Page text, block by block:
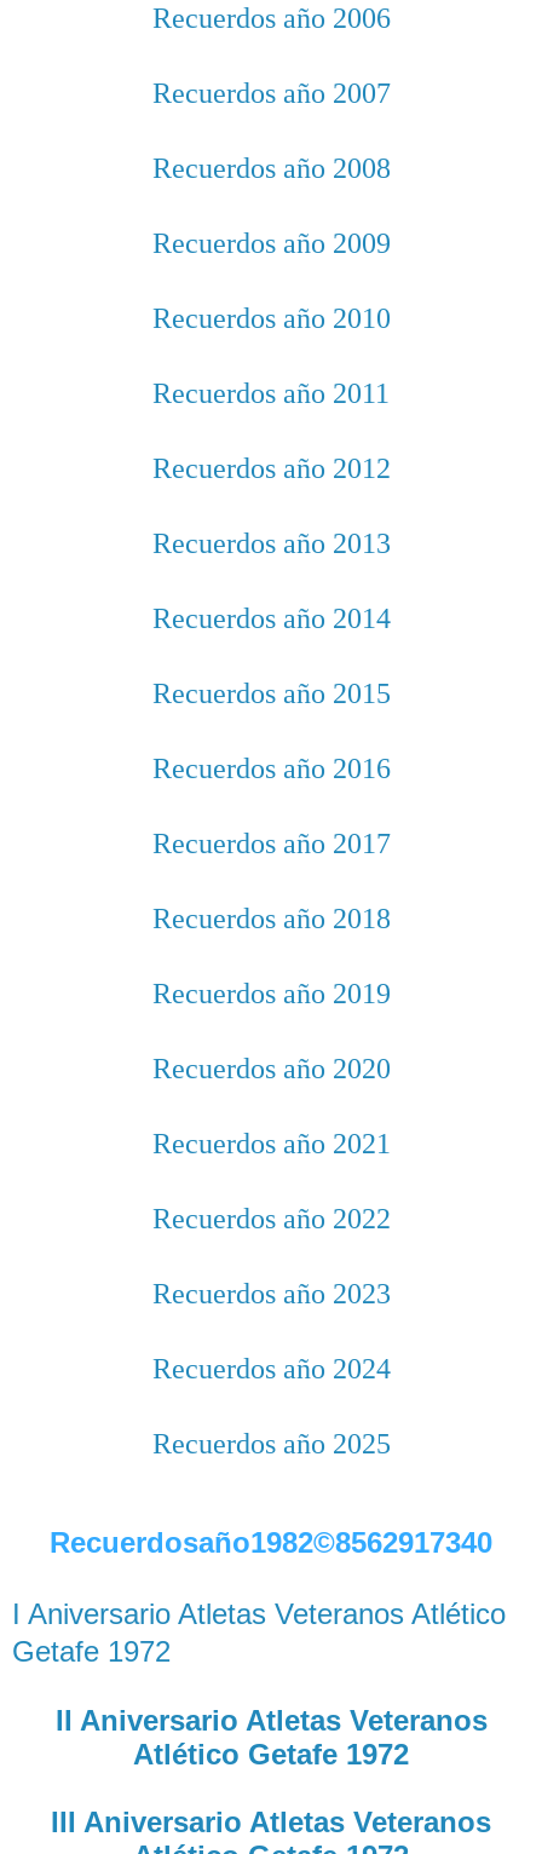
Recuerdos año 2006
Recuerdos año 2007
Recuerdos año 2008
Recuerdos año 2009
Recuerdos año 2010
Recuerdos año 2011
Recuerdos año 2012
Recuerdos año 2013
Recuerdos año 2014
Recuerdos año 2015
Recuerdos año 2016
Recuerdos año 2017
Recuerdos año 2018
Recuerdos año 2019
Recuerdos año 2020
Recuerdos año 2021
Recuerdos año 2022
Recuerdos año 2023
Recuerdos año 2024
Recuerdos año 2025
Recuerdosaño1982©8562917340
I Aniversario Atletas Veteranos Atlético
Getafe 1972
II Aniversario Atletas Veteranos
Atlético Getafe 1972
III Aniversario Atletas Veteranos